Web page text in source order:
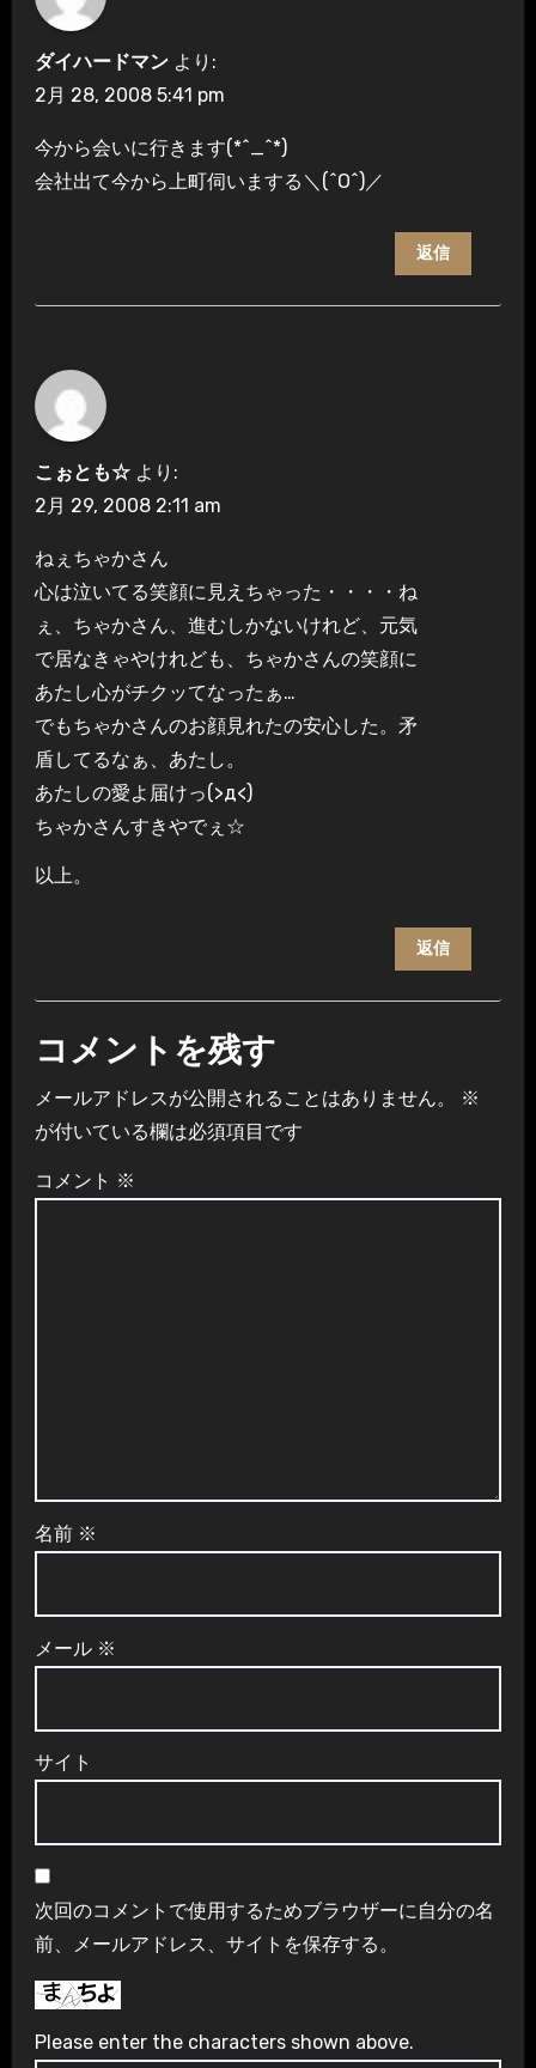
ダイハードマン より:
2月 28, 2008 5:41 pm
今から会いに行きます(*^_^*)
会社出て今から上町伺いまする＼(^O^)／
返信
こぉとも☆ より:
2月 29, 2008 2:11 am
ねぇちゃかさん
心は泣いてる笑顔に見えちゃった・・・・ね
ぇ、ちゃかさん、進むしかないけれど、元気
で居なきゃやけれども、ちゃかさんの笑顔に
あたし心がチクッてなったぁ…
でもちゃかさんのお顔見れたの安心した。矛
盾してるなぁ、あたし。
あたしの愛よ届けっ(>д<)
ちゃかさんすきやでぇ☆
以上。
返信
コメントを残す
メールアドレスが公開されることはありません。
※
が付いている欄は必須項目です
コメント ※
名前 ※
メール ※
サイト
次回のコメントで使用するためブラウザーに自分の名
前、メールアドレス、サイトを保存する。
Please enter the characters shown above.